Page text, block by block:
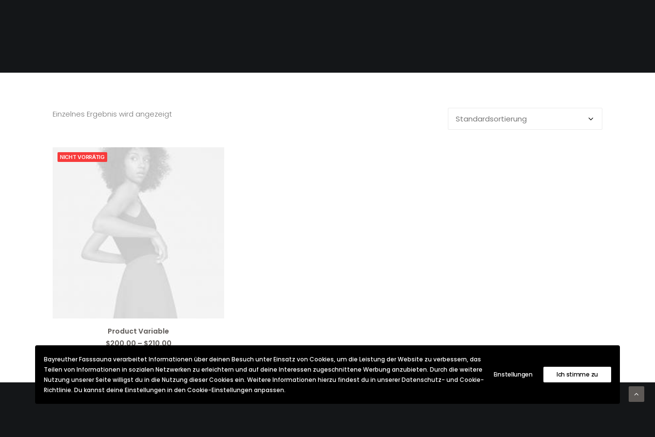
Einzelnes Ergebnis wird angezeigt
NICHT VORRÄTIG
AUSFÜHRUNG WÄHLEN
Product Variable
$200.00–$210.00Preisspanne:
bis
$210.00
Bayreuther Fasssauna verarbeitet Informationen über deinen Besuch unter Einsatz von Cookies, um die Leistung der Website zu verbessern, das
Teilen von Informationen in sozialen Netzwerken zu erleichtern und auf deine Interessen zugeschnittene Werbung anzubieten. Durch die weitere
Nutzung unserer Seite willigst du in die Nutzung dieser Cookies ein. Weitere Informationen hierzu findest du in unserer Datenschutz- und Cookie-
Richtlinie. Du kannst deine Einstellungen in den Cookie-Einstellungen anpassen.
Einstellungen Ich stimme zu